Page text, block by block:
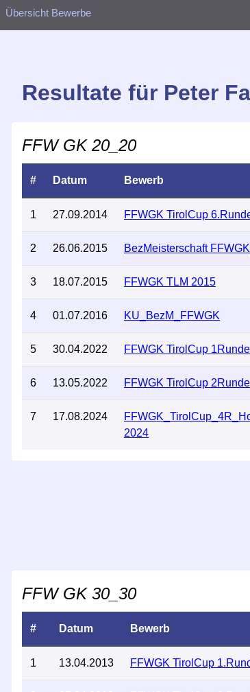
Übersicht Bewerbe
Resultate für Peter
FFW GK 20_20
# Datum Bewerb
1 27.09.2014 FFWGK TirolCup
2 26.06.2015 BezMeisterschaft FFWGK
3 18.07.2015 FFWGK TLM 2015
4 01.07.2016 KU_BezM_FFWGK
5 30.04.2022 FFWGK TirolCup
6 13.05.2022 FFWGK TirolCup
7 17.08.2024
2024
FFW GK 30_30
# Datum Bewerb
1 13.04.2013 FFWGK TirolCup